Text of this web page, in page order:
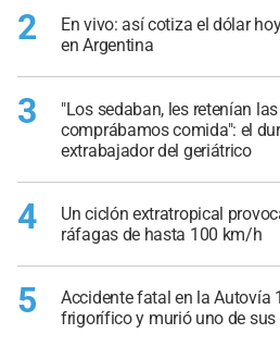
2
En vivo: así cotiza el dólar
en Argentina
3
"Los sedaban, les retenían
comprábamos comida": el
extrabajador del geriátrico
4
Un ciclón extratropical
ráfagas de hasta 100 km/h
5
Accidente fatal en la Autovía
frigorífico y murió uno de